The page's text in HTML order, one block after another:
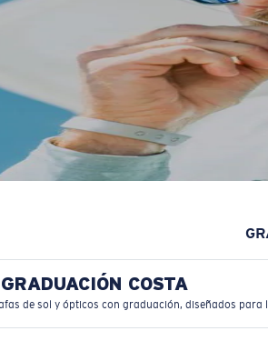
COSTA
de sol y ópticos con graduación, diseñados